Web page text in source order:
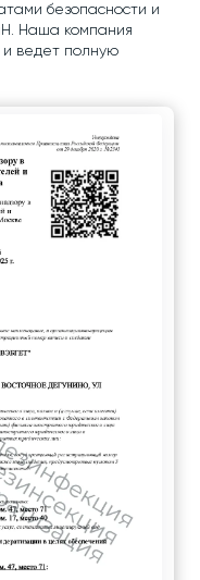
безопасности и
Наша компания
ведет полную